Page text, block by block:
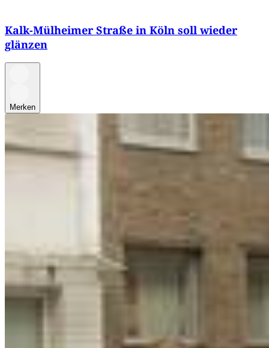
Kalk-Mülheimer Straße in Köln soll wieder
glänzen
Merken